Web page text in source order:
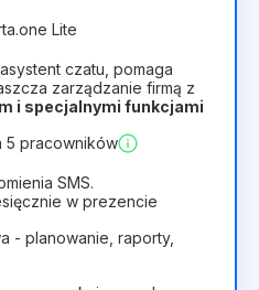
Opłacalny
Lite
czatu, pomaga
zarządzanie firmą z
i specjalnymi funkcjami
5 pracowników
SMS.
w prezencie
- planowanie, raporty,